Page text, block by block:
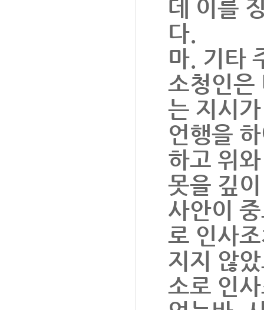
데 이를
다.
마. 기타
소청인은
는 지시
언행을
하고 위
못을 깊
사안이
로 인사
지지 않
소로 인